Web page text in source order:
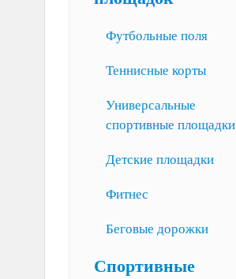
Футбольные поля
Теннисные корты
Универсальные
спортивные площадки
Детские площадки
Фитнес
Беговые дорожки
Спортивные